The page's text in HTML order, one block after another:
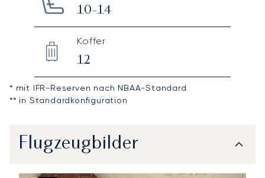
10-14
Koffer
12
* mit IFR-Reserven nach NBAA-Standard
** in Standardkonfiguration
Flugzeugbilder